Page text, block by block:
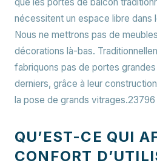
nécessitent un espace libre dans
Nous ne mettrons pas de
décorations là-bas.
fabriquons pas de portes
derniers, grâce à leur
la pose de grands vitrages.23796
QU’EST-CE QUI
CONFORT